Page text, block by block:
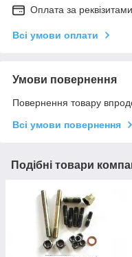
Оплата за реквізитами
Всі умови оплати
Умови повернення
Повернення товару
Всі умови повернення
Подібні товари